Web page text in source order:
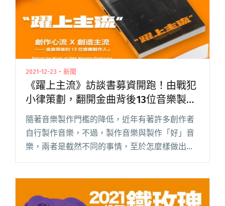
2021-12-23・新聞
《躍上主流》訪談書募資開跑！由戰犯
小律策劃，翻開金曲背後13位音樂製作
人的技術與創作心流
隨著音樂製作門檻的降低，近年有著許多創作者
自行製作音樂，不過，製作音樂與製作「好」音
樂，兩者是截然不同的事情，至於怎麼樣做出好
的音樂？金曲背後的製作人又是如何創作的？讓
金曲音樂製作人深度訪談 閱讀全文 "《躍上主
流》訪談書募資開跑！由戰犯小律策劃，翻開金